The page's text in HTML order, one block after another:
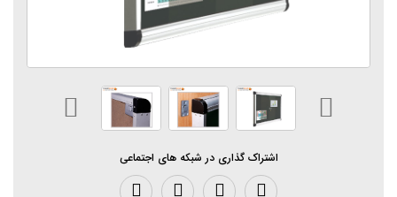
اشتراک گذاری در شبکه های اجتماعی